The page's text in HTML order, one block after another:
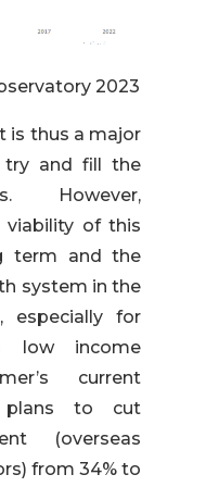
2023
is thus a major
and fill the
However,
viability of this
term and the
system in the
especially for
low income
current
plans to cut
(overseas
from 34% to